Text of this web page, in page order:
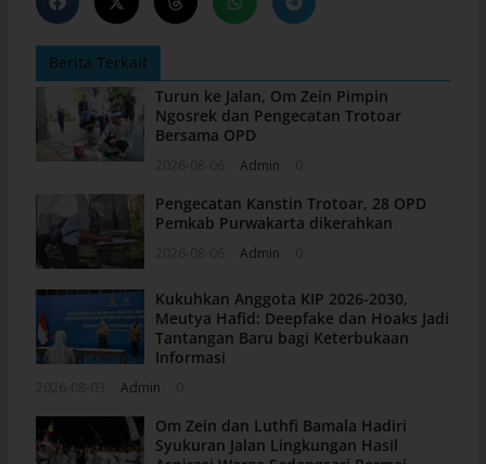
Berita Terkait
Turun ke Jalan, Om Zein Pimpin
Ngosrek dan Pengecatan Trotoar
Bersama OPD
Admin
Pengecatan Kanstin Trotoar, 28 OPD
Pemkab Purwakarta dikerahkan
Admin
Kukuhkan Anggota KIP 2026-2030,
Meutya Hafid: Deepfake dan Hoaks Jadi
Tantangan Baru bagi Keterbukaan
Informasi
Admin
Om Zein dan Luthfi Bamala Hadiri
Syukuran Jalan Lingkungan Hasil